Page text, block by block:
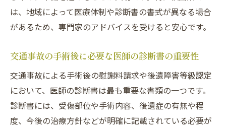
は、地域によって医療体制や診断書の書式が異なる場合
があるため、専門家のアドバイスを受けると安心です。
交通事故の手術後に必要な医師の診断書の重要性
交通事故による手術後の慰謝料請求や後遺障害等級認定
において、医師の診断書は最も重要な書類の一つです。
診断書には、受傷部位や手術内容、後遺症の有無や程
度、今後の治療方針などが明確に記載されている必要が